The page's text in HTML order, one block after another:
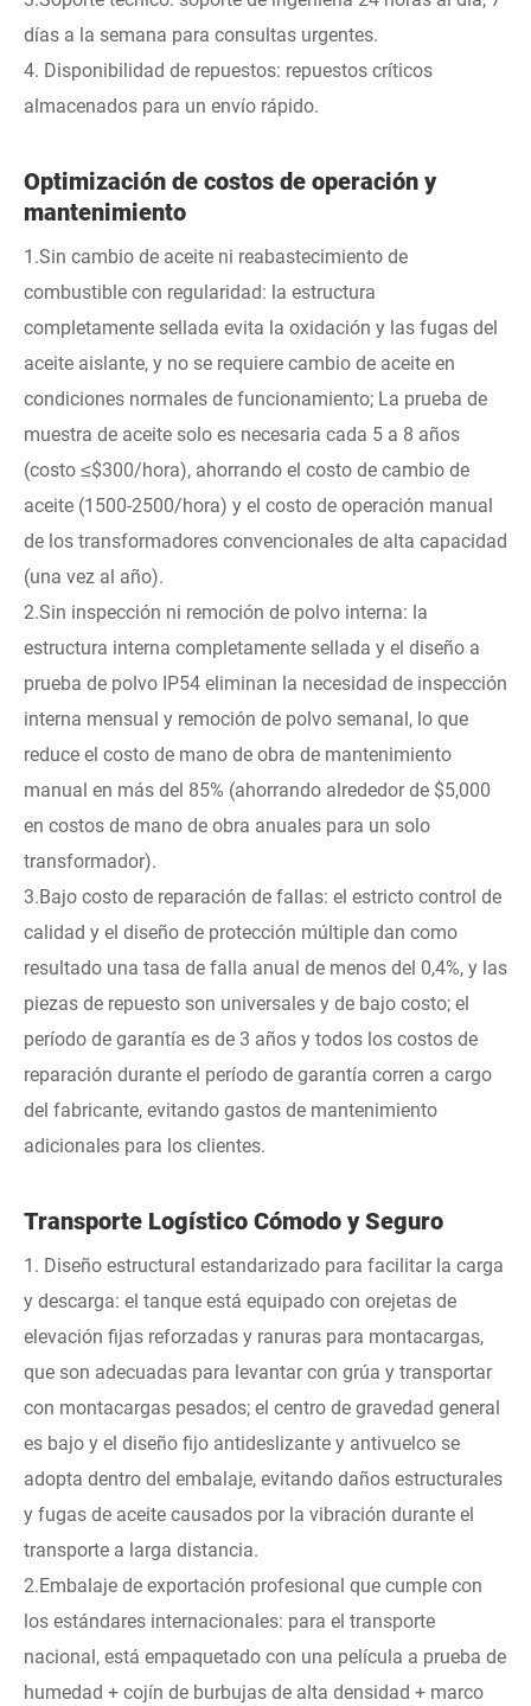
días a la semana para consultas urgentes.
4. Disponibilidad de repuestos: repuestos críticos
almacenados para un envío rápido.
Optimización de costos de operación y
mantenimiento
1.Sin cambio de aceite ni reabastecimiento de
combustible con regularidad: la estructura
completamente sellada evita la oxidación y las fugas del
aceite aislante, y no se requiere cambio de aceite en
condiciones normales de funcionamiento; La prueba de
muestra de aceite solo es necesaria cada 5 a 8 años
(costo ≤$300/hora), ahorrando el costo de cambio de
aceite (1500-2500/hora) y el costo de operación manual
de los transformadores convencionales de alta capacidad
(una vez al año).
2.Sin inspección ni remoción de polvo interna: la
estructura interna completamente sellada y el diseño a
prueba de polvo IP54 eliminan la necesidad de inspección
interna mensual y remoción de polvo semanal, lo que
reduce el costo de mano de obra de mantenimiento
manual en más del 85% (ahorrando alrededor de $5,000
en costos de mano de obra anuales para un solo
transformador).
3.Bajo costo de reparación de fallas: el estricto control de
calidad y el diseño de protección múltiple dan como
resultado una tasa de falla anual de menos del 0,4%, y las
piezas de repuesto son universales y de bajo costo; el
período de garantía es de 3 años y todos los costos de
reparación durante el período de garantía corren a cargo
del fabricante, evitando gastos de mantenimiento
adicionales para los clientes.
Transporte Logístico Cómodo y Seguro
1. Diseño estructural estandarizado para facilitar la carga
y descarga: el tanque está equipado con orejetas de
elevación fijas reforzadas y ranuras para montacargas,
que son adecuadas para levantar con grúa y transportar
con montacargas pesados; el centro de gravedad general
es bajo y el diseño fijo antideslizante y antivuelco se
adopta dentro del embalaje, evitando daños estructurales
y fugas de aceite causados ​​por la vibración durante el
transporte a larga distancia.
2.Embalaje de exportación profesional que cumple con
los estándares internacionales: para el transporte
nacional, está empaquetado con una película a prueba de
humedad + cojín de burbujas de alta densidad + marco